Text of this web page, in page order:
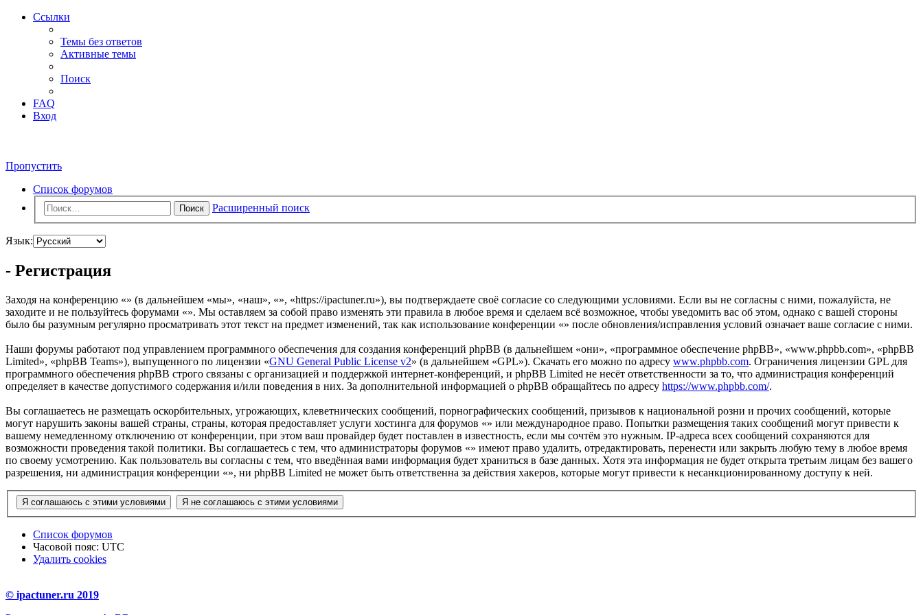
Ссылки
Темы без ответов
Активные темы
Поиск
FAQ
Вход
Пропустить
Список форумов
Поиск Расширенный поиск
Язык:
- Регистрация
Заходя на конференцию «» (в дальнейшем «мы», «наш», «», «https://ipactuner.ru»), вы подтверждаете своё согласие со следующими условиями. Если вы не согласны с ними, пожалуйста, не
заходите и не пользуйтесь форумами «». Мы оставляем за собой право изменять эти правила в любое время и сделаем всё возможное, чтобы уведомить вас об этом, однако с вашей стороны
было бы разумным регулярно просматривать этот текст на предмет изменений, так как использование конференции «» после обновления/исправления условий означает ваше согласие с ними.
Наши форумы работают под управлением программного обеспечения для создания конференций phpBB (в дальнейшем «они», «программное обеспечение phpBB», «www.phpbb.com», «phpBB
Limited», «phpBB Teams»), выпущенного по лицензии «GNU General Public License v2» (в дальнейшем «GPL»). Скачать его можно по адресу www.phpbb.com. Ограничения лицензии GPL для
программного обеспечения phpBB строго связаны с организацией и поддержкой интернет-конференций, и phpBB Limited не несёт ответственности за то, что администрация конференций
определяет в качестве допустимого содержания и/или поведения в них. За дополнительной информацией о phpBB обращайтесь по адресу https://www.phpbb.com/.
Вы соглашаетесь не размещать оскорбительных, угрожающих, клеветнических сообщений, порнографических сообщений, призывов к национальной розни и прочих сообщений, которые
могут нарушить законы вашей страны, страны, которая предоставляет услуги хостинга для форумов «» или международное право. Попытки размещения таких сообщений могут привести к
вашему немедленному отключению от конференции, при этом ваш провайдер будет поставлен в известность, если мы сочтём это нужным. IP-адреса всех сообщений сохраняются для
возможности проведения такой политики. Вы соглашаетесь с тем, что администраторы форумов «» имеют право удалить, отредактировать, перенести или закрыть любую тему в любое время
по своему усмотрению. Как пользователь вы согласны с тем, что введённая вами информация будет храниться в базе данных. Хотя эта информация не будет открыта третьим лицам без вашего
разрешения, ни администрация конференции «», ни phpBB Limited не может быть ответственна за действия хакеров, которые могут привести к несанкционированному доступу к ней.
Список форумов
Часовой пояс: UTC
Удалить cookies
© ipactuner.ru 2019